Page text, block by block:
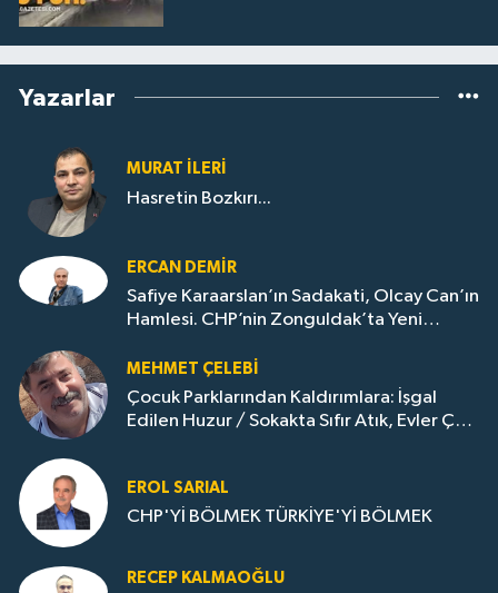
Yazarlar
MURAT İLERI
Hasretin Bozkırı...
ERCAN DEMIR
Safiye Karaarslan’ın Sadakati, Olcay Can’ın
Hamlesi. CHP’nin Zonguldak’ta Yeni
MEHMET ÇELEBI
Çocuk Parklarından Kaldırımlara: İşgal
Edilen Huzur / Sokakta Sıfır Atık, Evler Çöp
EROL SARIAL
CHP'Yİ BÖLMEK TÜRKİYE'Yİ BÖLMEK
RECEP KALMAOĞLU